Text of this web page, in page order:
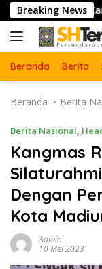
Langsung
ke
konten
Breaking News
Karawang Tahun
Beranda Berita
Beranda Berita
Berita Nasional,
Kangmas
Dengan
Kota
Admin
10 Mei 2023